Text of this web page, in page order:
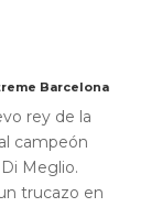
Barcelona
rey de la
campeón
Meglio.
trucazo en